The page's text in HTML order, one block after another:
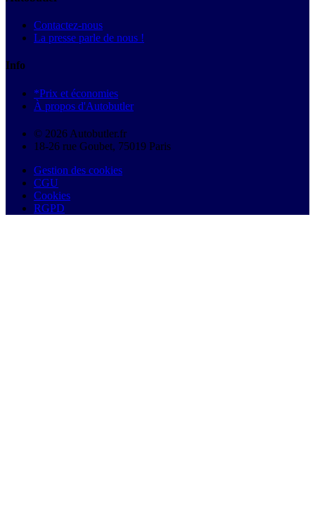
Contactez-nous
La presse parle de nous !
Info
*Prix et économies
À propos d'Autobutler
© 2026 Autobutler.fr
18-26 rue Goubet, 75019 Paris
Gestion des cookies
CGU
Cookies
RGPD